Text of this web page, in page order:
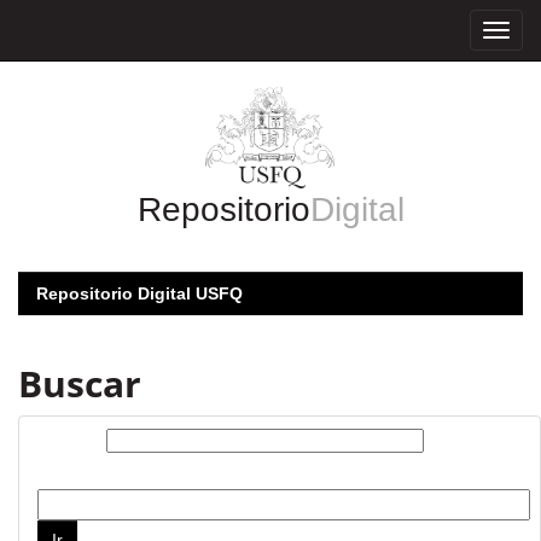
RepositorioDigital
Repositorio Digital USFQ
Buscar